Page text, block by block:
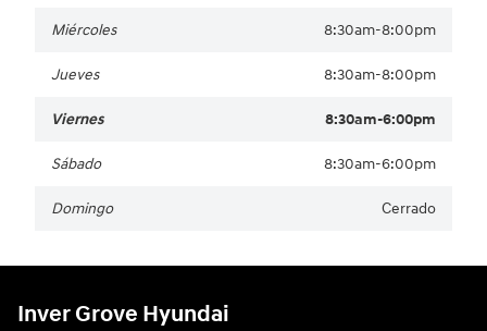
Miércoles 8:30am-8:00pm
Jueves 8:30am-8:00pm
Viernes 8:30am-6:00pm
Sábado 8:30am-6:00pm
Domingo Cerrado
Inver Grove Hyundai